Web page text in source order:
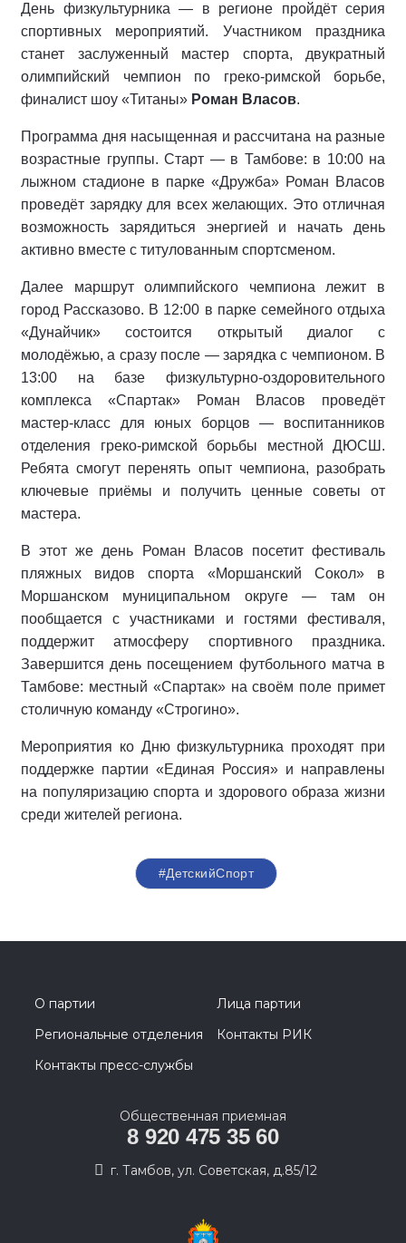
День физкультурника — в регионе пройдёт серия
спортивных мероприятий. Участником праздника
станет заслуженный мастер спорта, двукратный
олимпийский чемпион по греко‑римской борьбе,
финалист шоу «Титаны» Роман Власов.
Программа дня насыщенная и рассчитана на разные
возрастные группы. Старт — в Тамбове: в 10:00 на
лыжном стадионе в парке «Дружба» Роман Власов
проведёт зарядку для всех желающих. Это отличная
возможность зарядиться энергией и начать день
активно вместе с титулованным спортсменом.
Далее маршрут олимпийского чемпиона лежит в
город Рассказово. В 12:00 в парке семейного отдыха
«Дунайчик» состоится открытый диалог с
молодёжью, а сразу после — зарядка с чемпионом. В
13:00 на базе физкультурно‑оздоровительного
комплекса «Спартак» Роман Власов проведёт
мастер‑класс для юных борцов — воспитанников
отделения греко‑римской борьбы местной ДЮСШ.
Ребята смогут перенять опыт чемпиона, разобрать
ключевые приёмы и получить ценные советы от
мастера.
В этот же день Роман Власов посетит фестиваль
пляжных видов спорта «Моршанский Сокол» в
Моршанском муниципальном округе — там он
пообщается с участниками и гостями фестиваля,
поддержит атмосферу спортивного праздника.
Завершится день посещением футбольного матча в
Тамбове: местный «Спартак» на своём поле примет
столичную команду «Строгино».
Мероприятия ко Дню физкультурника проходят при
поддержке партии «Единая Россия» и направлены
на популяризацию спорта и здорового образа жизни
среди жителей региона.
#ДетскийСпорт
О партии
Лица партии
Региональные отделения
Контакты РИК
Контакты пресс-службы
Общественная приемная
8 920 475 35 60
г. Тамбов, ул. Советская, д.85/12